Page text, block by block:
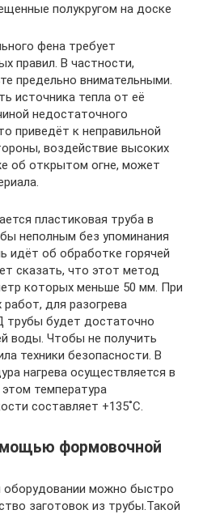
полукругом на доске
фена требует
правил. В частности,
предельно внимательными.
источника тепла от её
недостаточного
приведёт к неправильной
воздействие высоких
об открытом огне, может
пластиковая труба в
неполным без упоминания
идёт об обработке горячей
сказать, что этот метод
которых меньше 50 мм. При
для разогрева
трубы будет достаточно
воды. Чтобы не получить
техники безопасности. В
нагрева осуществляется в
температура
составляет +135˚С.
формовочной
можно быстро
заготовок из трубы.Такой